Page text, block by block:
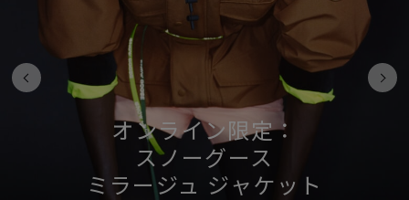
スプリングコレクション
サマー 26 コレクション
サマー 26 コレクションLOOK
日本限定モデル
スノーグース
メイドインジャパンTシャツ
サマー 26 コレクション
サマー 26 コレクションLOOK
日本限定モデル
スノーグース
メイドインジャパンTシャツ
ユース（6＋歳)
コレクション
CANADA GOOSE Generationsは、アウター
ウェアの下取り・再販を通じて、長く愛される製
品の価値を受け継いでいきます。
アーカイブの希少なピースもご覧いただけます。
詳しく見る
夏も、私たちのスタイルで。
オンライン限定：
スノーグース
ミラージュ ジャケット
サマーコレクションLOOK